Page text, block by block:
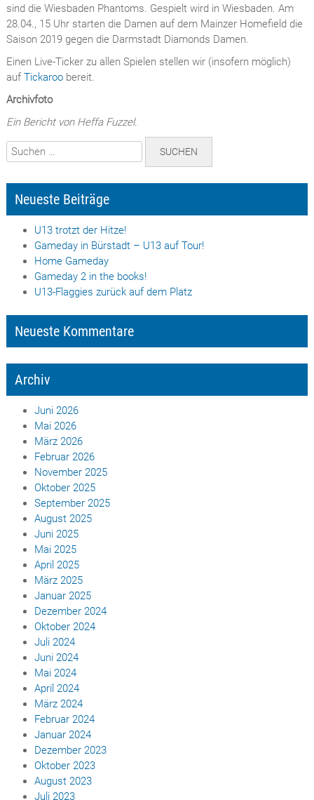
sind die Wiesbaden Phantoms. Gespielt wird in Wiesbaden. Am
28.04., 15 Uhr starten die Damen auf dem Mainzer Homefield die
Saison 2019 gegen die Darmstadt Diamonds Damen.
Einen Live-Ticker zu allen Spielen stellen wir (insofern möglich)
auf Tickaroobereit.
Archivfoto
Ein Bericht von Heffa Fuzzel.
Suchen
nach:
Neueste Beiträge
U13 trotzt der Hitze!
Gameday in Bürstadt – U13 auf Tour!
Home Gameday
Gameday 2 in the books!
U13-Flaggies zurück auf dem Platz
Neueste Kommentare
Archiv
Juni 2026
Mai 2026
März 2026
Februar 2026
November 2025
Oktober 2025
September 2025
August 2025
Juni 2025
Mai 2025
April 2025
März 2025
Januar 2025
Dezember 2024
Oktober 2024
Juli 2024
Juni 2024
Mai 2024
April 2024
März 2024
Februar 2024
Januar 2024
Dezember 2023
Oktober 2023
August 2023
Juli 2023